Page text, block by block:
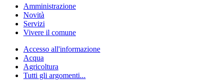
Amministrazione
Novità
Servizi
Vivere il comune
Accesso all'informazione
Acqua
Agricoltura
Tutti gli argomenti...